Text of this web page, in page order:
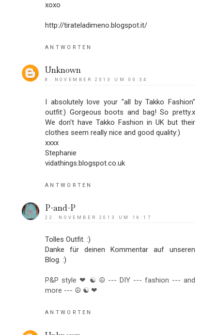
xoxo
http://tirateladimeno.blogspot.it/
ANTWORTEN
Unknown
8. NOVEMBER 2013 UM 00:34
I absolutely love your "all by Takko Fashion"
outfit:) Gorgeous boots and bag! So pretty.x
We don't have Takko Fashion in UK but their
clothes seem really nice and good quality:)
xxxx
Stephanie
vidathings.blogspot.co.uk
ANTWORTEN
P-and-P
22. NOVEMBER 2013 UM 16:17
Tolles Outfit. :)
Danke für deinen Kommentar auf unseren
Blog. :)
P&P style ❤ ☯ ☮ --- DIY --- fashion --- and
more --- ☮ ☯ ❤
ANTWORTEN